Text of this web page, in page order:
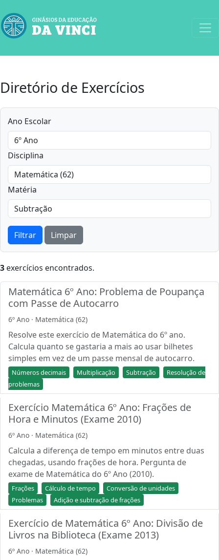
Diretório de Exercícios
Ano Escolar
Disciplina
Matéria
Filtrar Limpar
3 exercícios encontrados.
Matemática 6º Ano: Problema de Poupança
com Passe de Autocarro
6º Ano · Matemática (62)
Resolve este exercício de Matemática do 6º ano.
Calcula quanto se gastaria a mais ao usar bilhetes
simples em vez de um passe mensal de autocarro.
Números decimais Multiplicação Subtração
Resolução de
problemas
Exercício Matemática 6º Ano: Frações de
Hora e Minutos (Exame 2010)
6º Ano · Matemática (62)
Calcula a diferença de tempo em minutos entre duas
chegadas, usando frações de hora. Pergunta de
exame de Matemática do 6º Ano (2010).
Frações Cálculo de tempo
Conversão de unidades
Problemas
Adição e subtração de frações
Exercício de Matemática 6º Ano: Divisão de
Livros na Biblioteca (Exame 2013)
6º Ano · Matemática (62)